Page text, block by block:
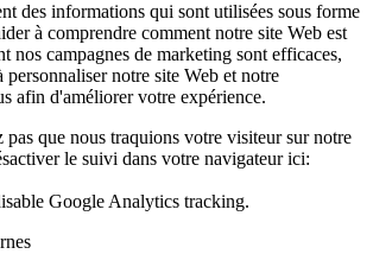
des informations qui sont utilisées sous forme
à comprendre comment notre site Web est
nos campagnes de marketing sont efficaces,
personnaliser notre site Web et notre
afin d'améliorer votre expérience.
pas que nous traquions votre visiteur sur notre
le suivi dans votre navigateur ici:
Google Analytics tracking.